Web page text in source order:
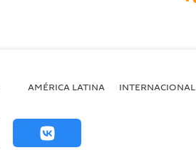
AMÉRICA LATINA INTERNACIONAL